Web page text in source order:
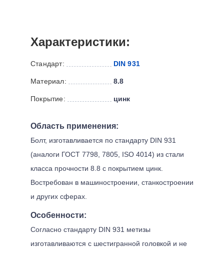
Характеристики:
Стандарт: DIN 931
Материал: 8.8
Покрытие: цинк
Область применения:
Болт, изготавливается по стандарту DIN 931
(аналоги ГОСТ 7798, 7805, ISO 4014) из стали
класса прочности 8.8 с покрытием цинк.
Востребован в машиностроении, станкостроении
и других сферах.
Особенности:
Согласно стандарту DIN 931 метизы
изготавливаются с шестигранной головкой и не